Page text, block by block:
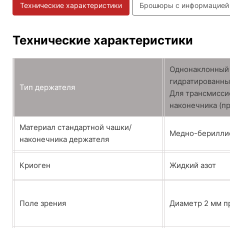
Технические характеристики Брошюры с информацией
Технические характеристики
Тип держателя
Для
наконечника
Материал стандартной чашки/
наконечника держателя
Медно-
Криоген Жидкий азот
Поле зрения Диаметр 2 мм